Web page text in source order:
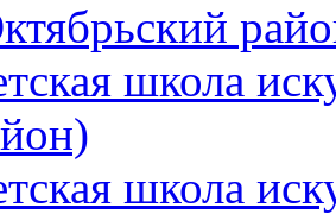
школа
школа